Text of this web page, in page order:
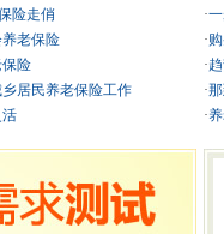
险走俏
老保险
险
居民养老保险工作
·
·
·
·
·